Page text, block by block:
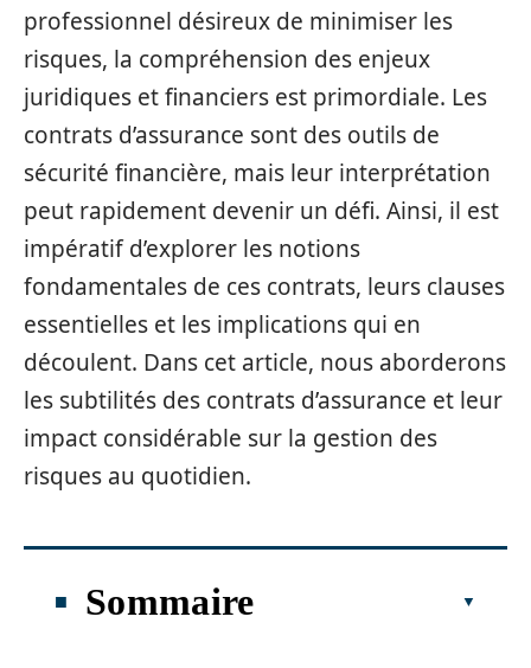
professionnel désireux de minimiser les
risques, la compréhension des enjeux
juridiques et financiers est primordiale. Les
contrats d’assurance sont des outils de
sécurité financière, mais leur interprétation
peut rapidement devenir un défi. Ainsi, il est
impératif d’explorer les notions
fondamentales de ces contrats, leurs clauses
essentielles et les implications qui en
découlent. Dans cet article, nous aborderons
les subtilités des contrats d’assurance et leur
impact considérable sur la gestion des
risques au quotidien.
Sommaire